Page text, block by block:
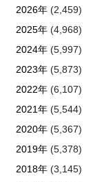
2026年(2,459)
2025年(4,968)
2024年(5,997)
2023年(5,873)
2022年(6,107)
2021年(5,544)
2020年(5,367)
2019年(5,378)
2018年(3,145)